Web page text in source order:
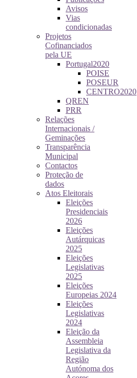
Avisos
Vias
condicionadas
Projetos
Cofinanciados
pela UE
Portugal2020
POISE
POSEUR
CENTRO2020
QREN
PRR
Relações
Internacionais /
Geminações
Transparência
Municipal
Contactos
Proteção de
dados
Atos Eleitorais
Eleições
Presidenciais
2026
Eleições
Autárquicas
2025
Eleições
Legislativas
2025
Eleições
Europeias 2024
Eleições
Legislativas
2024
Eleição da
Assembleia
Legislativa da
Região
Autónoma dos